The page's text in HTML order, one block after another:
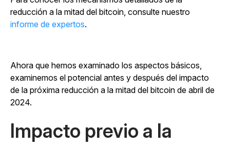
reducción a la mitad del bitcoin, consulte nuestro
informe de expertos.
Ahora que hemos examinado los aspectos básicos,
examinemos el potencial antes y después del impacto
de la próxima reducción a la mitad del bitcoin de abril de
2024.
Impacto previo a la